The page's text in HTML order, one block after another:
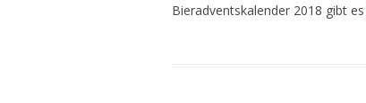
Bieradventskalender 2018 gibt es